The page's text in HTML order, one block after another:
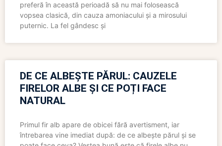
preferă în această perioadă să nu mai folosească
vopsea clasică, din cauza amoniacului și a mirosului
puternic. La fel gândesc și
DE CE ALBEȘTE PĂRUL: CAUZELE
FIRELOR ALBE ȘI CE POȚI FACE
NATURAL
Primul fir alb apare de obicei fără avertisment, iar
întrebarea vine imediat după: de ce albește părul și se